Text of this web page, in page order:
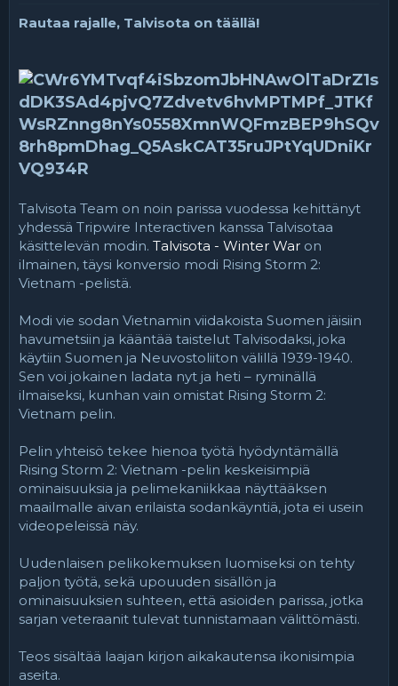
l
t
a
a
ä
ä
Rautaa rajalle, Talvisota on täällä!
Talvisota Team on noin parissa vuodessa kehittänyt
yhdessä Tripwire Interactiven kanssa Talvisotaa
käsittelevän modin. Talvisota - Winter War on
ilmainen, täysi konversio modi Rising Storm 2:
Vietnam -pelistä.
Modi vie sodan Vietnamin viidakoista Suomen jäisiin
havumetsiin ja kääntää taistelut Talvisodaksi, joka
käytiin Suomen ja Neuvostoliiton välillä 1939-1940.
Sen voi jokainen ladata nyt ja heti – ryminällä
ilmaiseksi, kunhan vain omistat Rising Storm 2:
Vietnam pelin.
Pelin yhteisö tekee hienoa työtä hyödyntämällä
Rising Storm 2: Vietnam -pelin keskeisimpiä
ominaisuuksia ja pelimekaniikkaa näyttääksen
maailmalle aivan erilaista sodankäyntiä, jota ei usein
videopeleissä näy.
Uudenlaisen pelikokemuksen luomiseksi on tehty
paljon työtä, sekä upouuden sisällön ja
ominaisuuksien suhteen, että asioiden parissa, jotka
sarjan veteraanit tulevat tunnistamaan välittömästi.
Teos sisältää laajan kirjon aikakautensa ikonisimpia
aseita.